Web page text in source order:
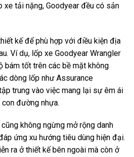
xe tải nặng, Goodyear đều có sản
kế để phù hợp với điều kiện địa
Ví dụ, lốp xe Goodyear Wrangler
bám tốt trên các bề mặt không
dòng lốp như Assurance
trung vào việc mang lại sự êm ái
đường nhựa.
không ngừng mở rộng danh
ứng xu hướng tiêu dùng hiện đại.
ra ở thiết kế bên ngoài mà còn ở